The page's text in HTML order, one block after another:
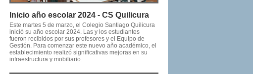
Inicio año escolar 2024 - CS Quilicura
Este martes 5 de marzo, el Colegio Santiago Quilicura
inició su año escolar 2024. Las y los estudiantes
fueron recibidos por sus profesores y el Equipo de
Gestión. Para comenzar este nuevo año académico, el
establecimiento realizó significativas mejoras en su
infraestructura y mobiliario.